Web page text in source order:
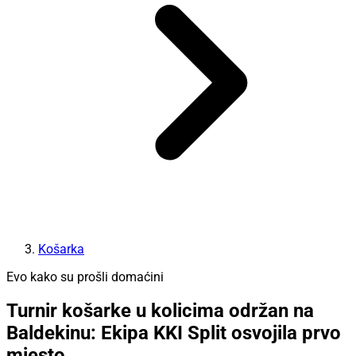
Košarka
Evo kako su prošli domaćini
Turnir košarke u kolicima održan na
Baldekinu: Ekipa KKI Split osvojila prvo